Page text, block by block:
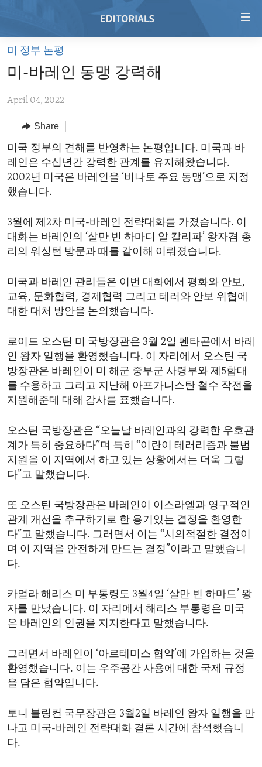
Skip
main
Skip
Navigation
Skip
to
Search
HOME
VIDEO
RADIO
REGIONS
AFRICA
AMERICAS
ASIA
MIDDLE EAST
TOPICS
HUMAN RIGHTS
SECURITY AND DEFENSE
DEMOCRACY AND GOVERNANCE
ECONOMY AND TRADE
IDEALS AND INSTITUTIONS
ARCHIVE
ABOUT US
FOLLOW US
미 정부 논평
미-바레인 동맹 강력해
April 04, 2022
Share
미국 정부의 견해를 반영하는 논평입니다. 미국과 바
레인은 수십년간 강력한 관계를 유지해왔습니다.
2002년 미국은 바레인을 ‘비나토 주요 동맹’으로 지정
했습니다.
3월에 제2차 미국-바레인 전략대화를 가졌습니다. 이
대화는 바레인의 ‘살만 빈 하마디 알 칼리파’ 왕자겸 총
리의 워싱턴 방문과 때를 같이해 이뤄졌습니다.
미국과 바레인 관리들은 이번 대화에서 평화와 안보,
교육, 문화협력, 경제협력 그리고 테러와 안보 위협에
대한 대처 방안을 논의했습니다.
로이드 오스틴 미 국방장관은 3월 2일 펜타곤에서 바레
인 왕자 일행을 환영했습니다. 이 자리에서 오스틴 국
방장관은 바레인이 미 해군 중부군 사령부와 제5함대
를 수용하고 그리고 지난해 아프가니스탄 철수 작전을
지원해준데 대해 감사를 표했습니다.
오스틴 국방장관은 “오늘날 바레인과의 강력한 우호관
계가 특히 중요하다”며 특히 “이란이 테러리즘과 불법
지원을 이 지역에서 하고 있는 상황에서는 더욱 그렇
다”고 말했습니다.
또 오스틴 국방장관은 바레인이 이스라엘과 영구적인
관계 개선을 추구하기로 한 용기있는 결정을 환영한
다”고 말했습니다. 그러면서 이는 “시의적절한 결정이
며 이 지역을 안전하게 만드는 결정”이라고 말했습니
다.
카멀라 해리스 미 부통령도 3월4일 ‘살만 빈 하마드’ 왕
자를 만났습니다. 이 자리에서 해리스 부통령은 미국
은 바레인의 인권을 지지한다고 말했습니다.
그러면서 바레인이 ‘아르테미스 협약’에 가입하는 것을
환영했습니다. 이는 우주공간 사용에 대한 국제 규정
을 담은 협약입니다.
토니 블링컨 국무장관은 3월2일 바레인 왕자 일행을 만
나고 미국-바레인 전략대화 결론 시간에 참석했습니
다.